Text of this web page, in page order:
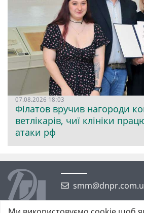
07.08.2026 18:03
Філатов вручив нагороди
ветлікарів, чиї клініки
атаки рф